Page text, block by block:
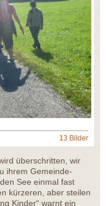
13 Bilder
überschritten, wir
ihrem Gemeinde-
See einmal fast
kürzeren, aber steilen
Kinder“ warnt ein